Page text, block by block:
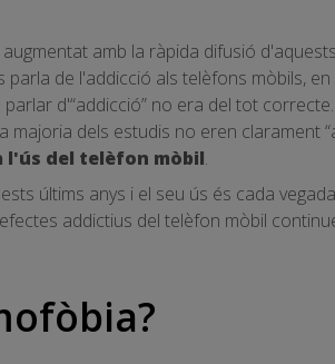
amb la ràpida difusió
de l'addicció als telèfons mòbils,
d'“addicció” no era del tot
dels estudis no eren clarament
l'ús del telèfon mòbil.
últims anys i el seu ús és cada
addictius del telèfon mòbil